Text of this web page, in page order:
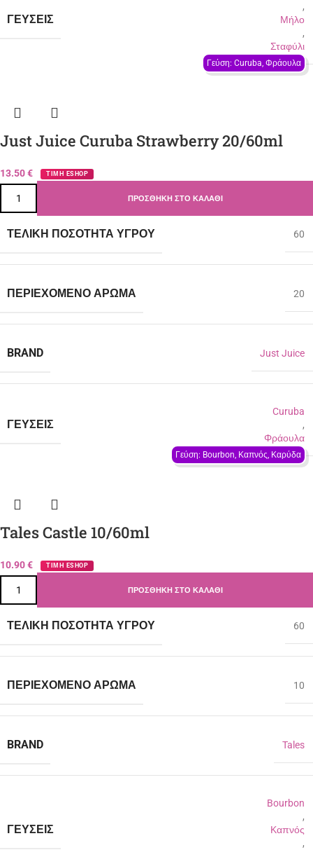
ΓΕΎΣΕΙΣ
,
Μήλο
,
Σταφύλι
Γεύση: Curuba, Φράουλα
Just Juice Curuba Strawberry 20/60ml
13.50€ ΤΙΜΗ ESHOP
ΠΡΟΣΘΉΚΗ ΣΤΟ ΚΑΛΆΘΙ
ΤΕΛΙΚΉ ΠΟΣΌΤΗΤΑ ΥΓΡΟΎ 60
ΠΕΡΙΈΧΟΜΕΝΟ ΆΡΩΜΑ 20
BRAND Just Juice
ΓΕΎΣΕΙΣ
Curuba
,
Φράουλα
Γεύση: Bourbon, Καπνός, Καρύδα
Tales Castle 10/60ml
10.90€ ΤΙΜΗ ESHOP
ΠΡΟΣΘΉΚΗ ΣΤΟ ΚΑΛΆΘΙ
ΤΕΛΙΚΉ ΠΟΣΌΤΗΤΑ ΥΓΡΟΎ 60
ΠΕΡΙΈΧΟΜΕΝΟ ΆΡΩΜΑ 10
BRAND Tales
ΓΕΎΣΕΙΣ
Bourbon
,
Καπνός
,